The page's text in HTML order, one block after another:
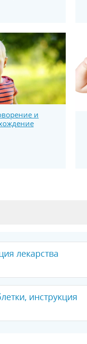
и
лекарства
инструкция